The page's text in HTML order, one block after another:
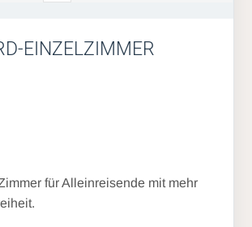
EINZELZIMMER
für Alleinreisende mit mehr